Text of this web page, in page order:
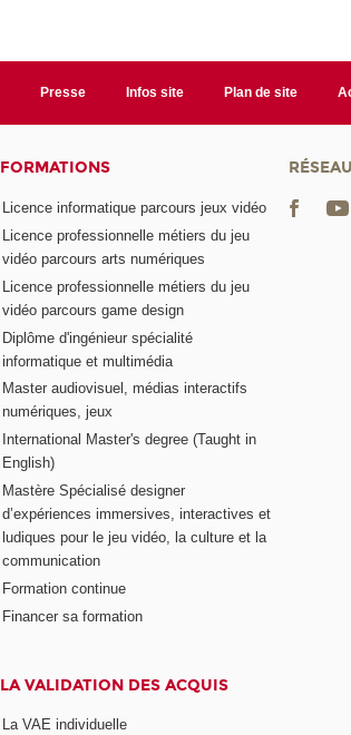
Presse Infos site Plan de site
FORMATIONS
Licence informatique parcours jeux vidéo
Licence professionnelle métiers du jeu
vidéo parcours arts numériques
Licence professionnelle métiers du jeu
vidéo parcours game design
Diplôme d'ingénieur spécialité
informatique et multimédia
Master audiovisuel, médias interactifs
numériques, jeux
International Master's degree (Taught in
English)
Mastère Spécialisé designer
d’expériences immersives, interactives et
ludiques pour le jeu vidéo, la culture et la
communication
Formation continue
Financer sa formation
LA VALIDATION DES ACQUIS
La VAE individuelle